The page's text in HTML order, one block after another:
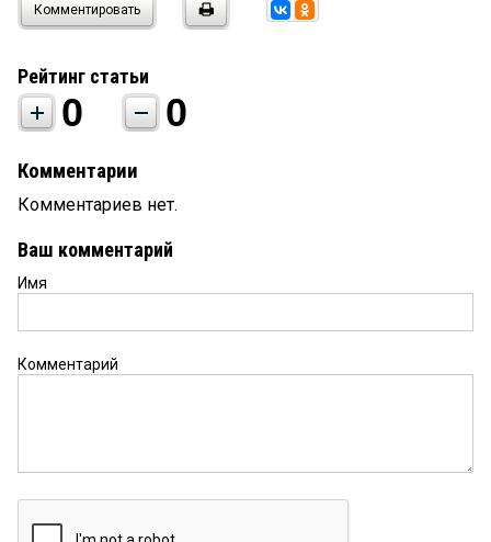
Комментировать
Рейтинг статьи
0 0
Комментарии
Комментариев нет.
Ваш комментарий
Имя
Комментарий